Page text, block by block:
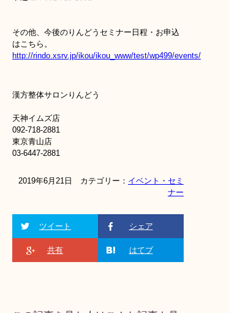
その他、今後のりんどうセミナー日程・お申込
はこちら。
http://rindo.xsrv.jp/ikou/ikou_www/test/wp499/events/
漢方整体サロンりんどう
天神イムズ店
092-718-2881
東京青山店
03-6447-2881
2019年6月21日 カテゴリー： イベント・セミ
ナー
ツイート シェア
共有 はてブ